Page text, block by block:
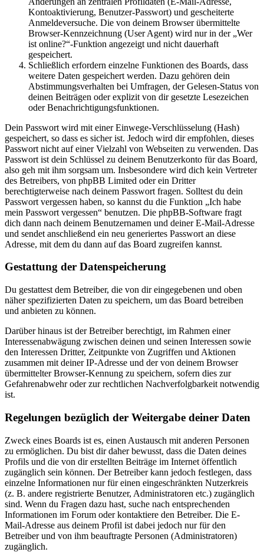
Kontoaktivierung, Benutzer-Passwort) und gescheiterte
Anmeldeversuche. Die von deinem Browser übermittelte
Browser-Kennzeichnung (User Agent) wird nur in der „Wer
ist online?“-Funktion angezeigt und nicht dauerhaft
gespeichert.
Schließlich erfordern einzelne Funktionen des Boards, dass
weitere Daten gespeichert werden. Dazu gehören dein
Abstimmungsverhalten bei Umfragen, der Gelesen-Status von
deinen Beiträgen oder explizit von dir gesetzte Lesezeichen
oder Benachrichtigungsfunktionen.
Dein Passwort wird mit einer Einwege-Verschlüsselung (Hash)
gespeichert, so dass es sicher ist. Jedoch wird dir empfohlen, dieses
Passwort nicht auf einer Vielzahl von Webseiten zu verwenden. Das
Passwort ist dein Schlüssel zu deinem Benutzerkonto für das Board,
also geh mit ihm sorgsam um. Insbesondere wird dich kein Vertreter
des Betreibers, von phpBB Limited oder ein Dritter
berechtigterweise nach deinem Passwort fragen. Solltest du dein
Passwort vergessen haben, so kannst du die Funktion „Ich habe
mein Passwort vergessen“ benutzen. Die phpBB-Software fragt
dich dann nach deinem Benutzernamen und deiner E-Mail-Adresse
und sendet anschließend ein neu generiertes Passwort an diese
Adresse, mit dem du dann auf das Board zugreifen kannst.
Gestattung der Datenspeicherung
Du gestattest dem Betreiber, die von dir eingegebenen und oben
näher spezifizierten Daten zu speichern, um das Board betreiben
und anbieten zu können.
Darüber hinaus ist der Betreiber berechtigt, im Rahmen einer
Interessenabwägung zwischen deinen und seinen Interessen sowie
den Interessen Dritter, Zeitpunkte von Zugriffen und Aktionen
zusammen mit deiner IP-Adresse und der von deinem Browser
übermittelter Browser-Kennung zu speichern, sofern dies zur
Gefahrenabwehr oder zur rechtlichen Nachverfolgbarkeit notwendig
ist.
Regelungen bezüglich der Weitergabe deiner Daten
Zweck eines Boards ist es, einen Austausch mit anderen Personen
zu ermöglichen. Du bist dir daher bewusst, dass die Daten deines
Profils und die von dir erstellten Beiträge im Internet öffentlich
zugänglich sein können. Der Betreiber kann jedoch festlegen, dass
einzelne Informationen nur für einen eingeschränkten Nutzerkreis
(z. B. andere registrierte Benutzer, Administratoren etc.) zugänglich
sind. Wenn du Fragen dazu hast, suche nach entsprechenden
Informationen im Forum oder kontaktiere den Betreiber. Die E-
Mail-Adresse aus deinem Profil ist dabei jedoch nur für den
Betreiber und von ihm beauftragte Personen (Administratoren)
zugänglich.